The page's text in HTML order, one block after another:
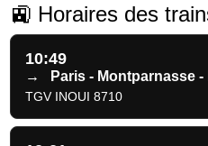
🚉 Horaires des
10:49
→ Paris - Montparnasse -
TGV INOUI 8710